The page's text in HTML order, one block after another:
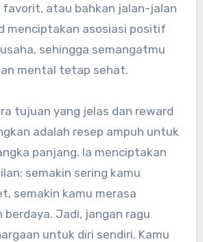
favorit, atau bahkan jalan-jalan
menciptakan asosiasi positif
sehingga semangatmu
mental tetap sehat.
tujuan yang jelas dan reward
adalah resep ampuh untuk
panjang. Ia menciptakan
semakin sering kamu
semakin kamu merasa
berdaya. Jadi, jangan ragu
untuk diri sendiri. Kamu